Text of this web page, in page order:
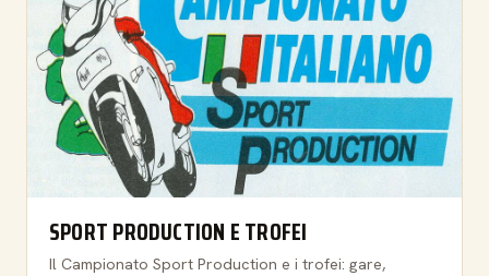
SPORT PRODUCTION E TROFEI
Il Campionato Sport Production e i trofei: gare,